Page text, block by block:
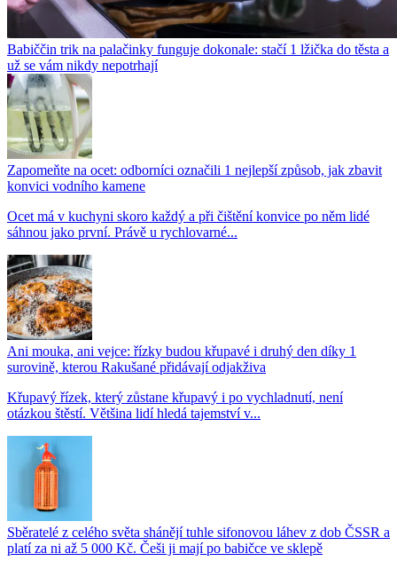
Babiččin trik na palačinky funguje dokonale: stačí 1 lžička do těsta a
už se vám nikdy nepotrhají
Zapomeňte na ocet: odborníci označili 1 nejlepší způsob, jak zbavit
konvici vodního kamene
Ocet má v kuchyni skoro každý a při čištění konvice po něm lidé
sáhnou jako první. Právě u rychlovarné...
Ani mouka, ani vejce: řízky budou křupavé i druhý den díky 1
surovině, kterou Rakušané přidávají odjakživa
Křupavý řízek, který zůstane křupavý i po vychladnutí, není
otázkou štěstí. Většina lidí hledá tajemství v...
Sběratelé z celého světa shánějí tuhle sifonovou láhev z dob ČSSR a
platí za ni až 5 000 Kč. Češi ji mají po babičce ve sklepě